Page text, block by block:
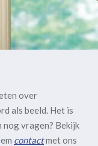
over
als beeld. Het is
vragen? Bekijk
contactmet ons